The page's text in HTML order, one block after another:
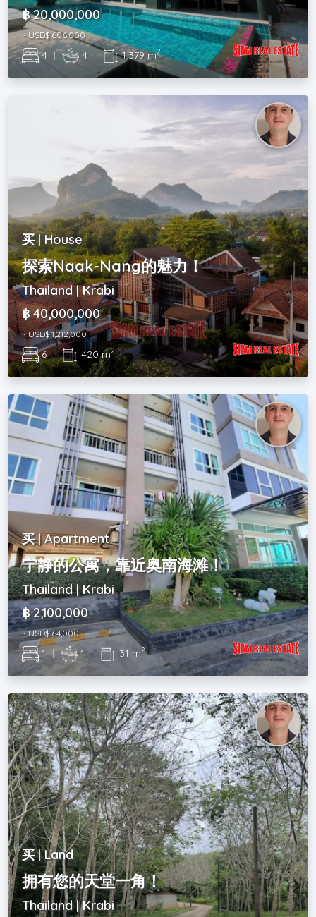
฿ 20,000,000
~ USD$ 606,000
4 | 4 | 1,379 m2
买 | House
探索Naak-Nang的魅力！
Thailand | Krabi
฿ 40,000,000
~ USD$ 1,212,000
6 | 420 m2
买 | Apartment
宁静的公寓，靠近奥南海滩！
Thailand | Krabi
฿ 2,100,000
~ USD$ 64,000
1 | 1 | 31 m2
买 | Land
拥有您的天堂一角！
Thailand | Krabi